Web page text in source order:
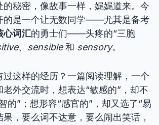
的秘密，像故事一样，娓娓道来。今
的是一个让无数同学——尤其是备考
心词汇的勇士们——头疼的“三胞
、 sensible和 sensory。
过这样的经历？一篇阅读理解，一个
外交流时，想表达“敏感的”，却不
的”；想形容“感官的”，却又选了“易
，要么词不达意，要么闹出笑话，